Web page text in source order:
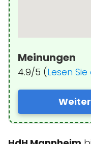
Meinungen
4.9/5 (Lesen